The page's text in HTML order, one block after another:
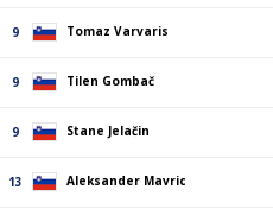
9 Tomaz Varvaris
9 Tilen Gombač
9 Stane Jelačin
13 Aleksander Mavric